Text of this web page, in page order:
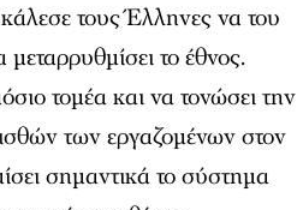
τους Έλληνες να του
το έθνος.
τομέα και να τονώσει την
των εργαζομένων στον
σημαντικά το σύστημα